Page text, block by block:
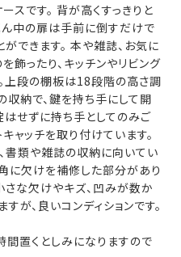
スです。 背が高くすっきりと
ん中の扉は手前に倒すだけで
できます。 本や雑誌、お気に
飾ったり、キッチンやリビング
上段の棚板は18段階の高さ調
収納で、鍵を持ち手にして開
せずに持ち手としてのみご
ャッチを取り付けています。
書類や雑誌の収納に向いてい
に欠けを補修した部分があり
さな欠けやキズ、凹みが数か
が、良いコンディションです。
置くとしみになりますので